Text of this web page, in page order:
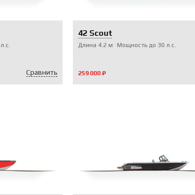
л.с.
Сравнить
42 Scout
Длина 4.2 м Мощность до 30 л.с.
259 000 ₽